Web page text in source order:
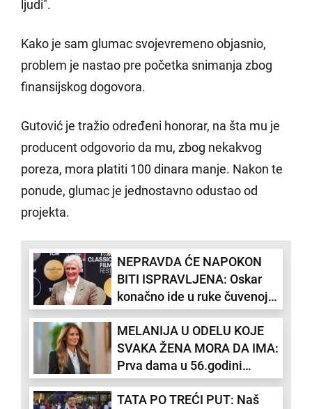
ljudi".
Kako je sam glumac svojevremeno objasnio,
problem je nastao pre početka snimanja zbog
finansijskog dogovora.
Gutović je tražio određeni honorar, na šta mu je
producent odgovorio da mu, zbog nekakvog
poreza, mora platiti 100 dinara manje. Nakon te
ponude, glumac je jednostavno odustao od
projekta.
NEPRAVDA ĆE NAPOKON
BITI ISPRAVLJENA: Oskar
konačno ide u ruke čuvenoj
glumici!
MELANIJA U ODELU KOJE
SVAKA ŽENA MORA DA IMA:
Prva dama u 56.godini
izgleda kao SUPERMODEL!
(VIDEO)
TATA PO TREĆI PUT: Naš